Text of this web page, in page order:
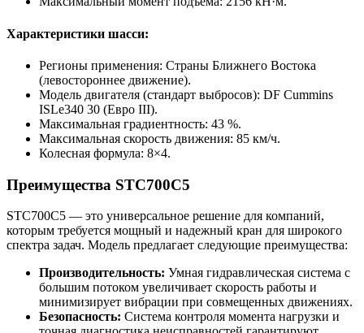
Характеристики шасси:
Регионы применения: Страны Ближнего Востока
(левостороннее движение).
Модель двигателя (стандарт выбросов): DF Cummins
ISLe340 30 (Евро III).
Максимальная градиентность: 43 %.
Максимальная скорость движения: 85 км/ч.
Колесная формула: 8×4.
Преимущества STC700C5
STC700C5 — это универсальное решение для компаний,
которым требуется мощный и надежный кран для широкого
спектра задач. Модель предлагает следующие преимущества:
Производительность: Умная гидравлическая система с
большим потоком увеличивает скорость работы и
минимизирует вибрации при совмещенных движениях.
Безопасность: Система контроля момента нагрузки и